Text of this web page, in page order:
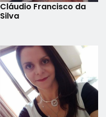
Cláudio Francisco da
Silva